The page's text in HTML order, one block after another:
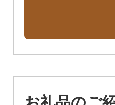
京都サンガ
ち」づくりを応
市民の健康と